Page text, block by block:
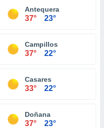
Antequera
37° 23°
Campillos
37° 22°
Casares
33° 22°
Doñana
37° 23°